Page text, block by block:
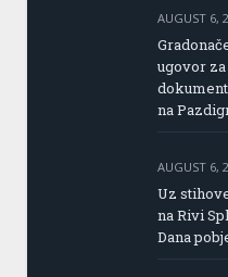
AUGUST 6,
ugovor
na
AUGUST 6,
Uz
na Rivi
Dana